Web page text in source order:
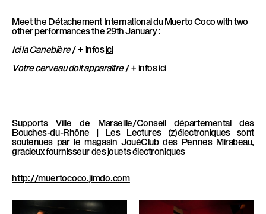
Meet the Détachement International du Muerto Coco with two
other performances the 29th January :
Ici la Canebière/ + infosici
Votre cerveau doit apparaître/ + infosici
SupportsVille de Marseille/Conseil départemental des
Bouches-du-Rhône | Les Lectures (z)électroniques sont
soutenues par le magasin JouéClub des Pennes Mirabeau,
gracieux fournisseur des jouets électroniques
http://muertococo.jimdo.com